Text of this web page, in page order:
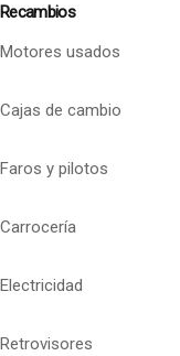
Recambios
Motores usados
Cajas de cambio
Faros y pilotos
Carrocería
Electricidad
Retrovisores